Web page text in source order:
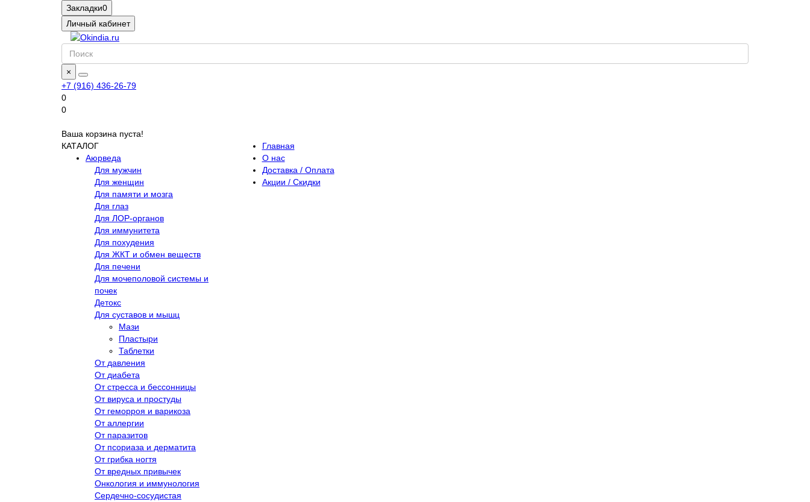
Закладки0
Личный кабинет
×
+7 (916) 436-26-79
0
0
Ваша корзина пуста!
КАТАЛОГ
Аюрведа
Для мужчин
Для женщин
Для памяти и мозга
Для глаз
Для ЛОР-органов
Для иммунитета
Для похудения
Для ЖКТ и обмен веществ
Для печени
Для мочеполовой системы и
почек
Детокс
Для суставов и мышц
Мази
Пластыри
Таблетки
От давления
От диабета
От стресса и бессонницы
От вируса и простуды
От геморроя и варикоза
От аллергии
От паразитов
От псориаза и дерматита
От грибка ногтя
От вредных привычек
Онкология и иммунология
Сердечно-сосудистая
Главная
О нас
Доставка / Оплата
Акции / Скидки